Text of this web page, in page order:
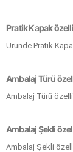
Pratik Kapak
Üründe Pratik
Ambalaj Türü
Ambalaj Türü
Ambalaj Şekli
Ambalaj Şekli